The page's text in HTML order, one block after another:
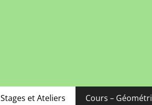
Stages et Ateliers Cours –